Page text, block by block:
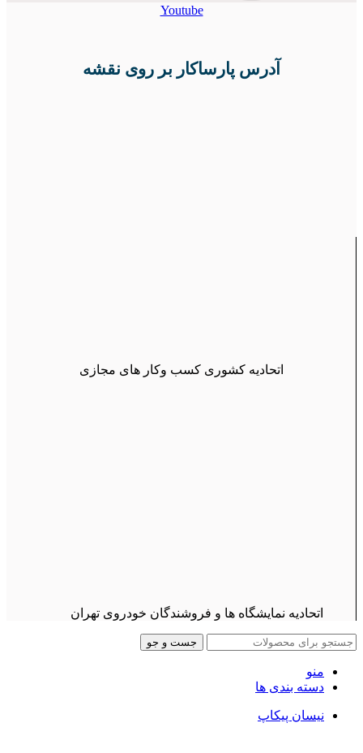
Youtube
آدرس پارساکار بر روی نقشه
اتحادیه کشوری کسب وکار های مجازی
اتحادیه نمایشگاه ها و فروشندگان خودروی تهران
جست و جو
منو
دسته بندی ها
نیسان پیکاپ